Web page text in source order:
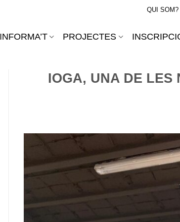
QUI SOM?
INFORMA’T PROJECTES
IOGA, UNA DE LES